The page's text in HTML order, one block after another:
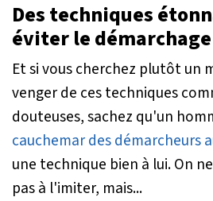
Des techniques
éviter le
Et si vous cherchez plutôt un
venger de ces techniques
douteuses, sachez qu'un
cauchemar des démarcheurs
une technique bien à lui. On
pas à l'imiter, mais...